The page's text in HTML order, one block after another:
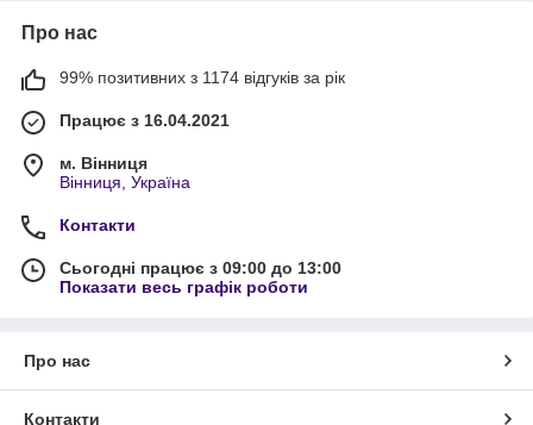
Про нас
99% позитивних з 1174 відгуків за рік
Працює з 16.04.2021
м. Вінниця
Вінниця, Україна
Контакти
Сьогодні працює з 09:00 до 13:00
Показати весь графік роботи
Про нас
Контакти